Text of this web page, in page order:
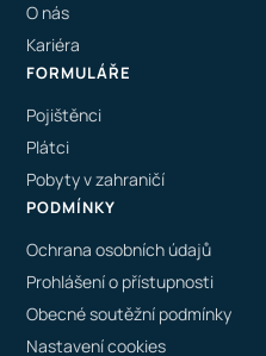
O nás
Kariéra
FORMULÁŘE
Pojištěnci
Plátci
Pobyty v zahraničí
PODMÍNKY
Ochrana osobních údajů
Prohlášení o přístupnosti
Obecné soutěžní podmínky
Nastavení cookies